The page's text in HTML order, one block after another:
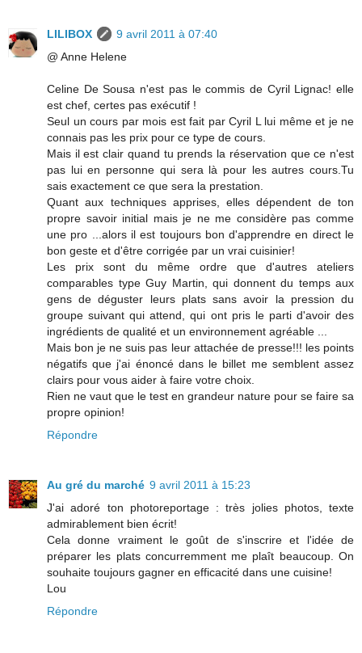
LILIBOX
9 avril 2011 à 07:40
@ Anne Helene
Celine De Sousa n'est pas le commis de Cyril Lignac! elle
est chef, certes pas exécutif !
Seul un cours par mois est fait par Cyril L lui même et je ne
connais pas les prix pour ce type de cours.
Mais il est clair quand tu prends la réservation que ce n'est
pas lui en personne qui sera là pour les autres cours.Tu
sais exactement ce que sera la prestation.
Quant aux techniques apprises, elles dépendent de ton
propre savoir initial mais je ne me considère pas comme
une pro ...alors il est toujours bon d'apprendre en direct le
bon geste et d'être corrigée par un vrai cuisinier!
Les prix sont du même ordre que d'autres ateliers
comparables type Guy Martin, qui donnent du temps aux
gens de déguster leurs plats sans avoir la pression du
groupe suivant qui attend, qui ont pris le parti d'avoir des
ingrédients de qualité et un environnement agréable ...
Mais bon je ne suis pas leur attachée de presse!!! les points
négatifs que j'ai énoncé dans le billet me semblent assez
clairs pour vous aider à faire votre choix.
Rien ne vaut que le test en grandeur nature pour se faire sa
propre opinion!
Répondre
Au gré du marché 9 avril 2011 à 15:23
J'ai adoré ton photoreportage : très jolies photos, texte
admirablement bien écrit!
Cela donne vraiment le goût de s'inscrire et l'idée de
préparer les plats concurremment me plaît beaucoup. On
souhaite toujours gagner en efficacité dans une cuisine!
Lou
Répondre